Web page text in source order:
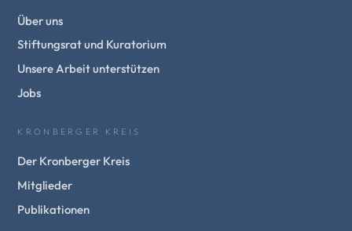
Über uns
Stiftungsrat und Kuratorium
Unsere Arbeit unterstützen
Jobs
KRONBERGER KREIS
Der Kronberger Kreis
Mitglieder
Publikationen